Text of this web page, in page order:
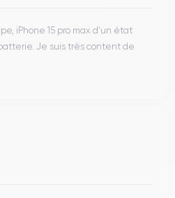
iPhone 15 pro max d’un état
Je suis très content de